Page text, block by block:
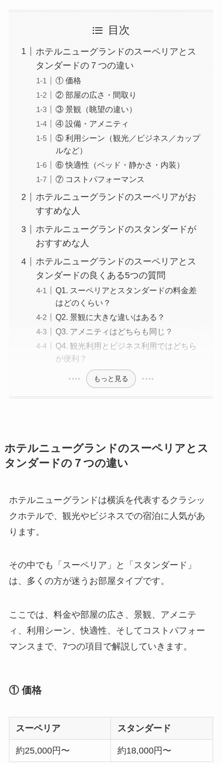
目次
ホテルニューグランドのスーペリアとス
タンダードの７つの違い
① 価格
② 部屋の広さ・間取り
③ 景観（眺望の違い）
④ 設備・アメニティ
⑤ 利用シーン（観光／ビジネス／カップ
ルなど）
⑥ 快適性（ベッド・静かさ・内装）
⑦ コストパフォーマンス
ホテルニューグランドのスーペリアがお
すすめな人
ホテルニューグランドのスタンダードが
おすすめな人
ホテルニューグランドのスーペリアとス
タンダードの良くある5つの質問
Q1. スーペリアとスタンダードの料金差
はどのくらい？
Q2. 景観に大きな違いはある？
Q3. アメニティはどちらも同じ？
Q4. 観光利用とビジネス利用ではどちら
が便利？
もっと見る
ホテルニューグランドのスーペリアとス
タンダードの７つの違い
ホテルニューグランドは横浜を代表するクラシッ
クホテルで、観光やビジネスでの宿泊に人気があ
ります。
その中でも「スーペリア」と「スタンダード」
は、多くの方が迷うお部屋タイプです。
ここでは、料金や部屋の広さ、景観、アメニテ
ィ、利用シーン、快適性、そしてコストパフォー
マンスまで、7つの項目で解説していきます。
① 価格
スーペリア スタンダード
約25,000円〜 約18,000円〜